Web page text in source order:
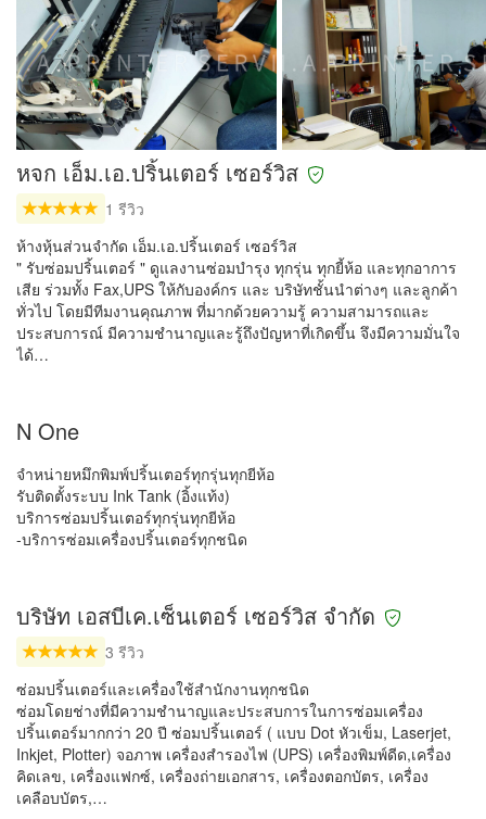
หจก เอ็ม.เอ.ปริ้นเตอร์ เซอร์วิส
1 รีวิว
ห้างหุ้นส่วนจำกัด เอ็ม.เอ.ปริ้นเตอร์ เซอร์วิส
" รับซ่อมปริ้นเตอร์ " ดูแลงานซ่อมบำรุง ทุกรุ่น ทุกยี้ห้อ และทุกอาการ
เสีย ร่วมทั้ง Fax,UPS ให้กับองค์กร และ บริษัทชั้นนำต่างๆ และลูกค้า
ทั่วไป โดยมีทีมงานคุณภาพ ที่มากด้วยความรู้ ความสามารถและ
ประสบการณ์ มีความชำนาญและรู้ถึงปัญหาที่เกิดขึ้น จึงมีความมั่นใจ
ได้…
N One
จำหน่ายหมึกพิมพ์ปริ้นเตอร์ทุกรุ่นทุกยีห้อ
รับติดตั้งระบบ Ink Tank (อิ้งแท้ง)
บริการซ่อมปริ้นเตอร์ทุกรุ่นทุกยีห้อ
-บริการซ่อมเครื่องปริ้นเตอร์ทุกชนิด
บริษัท เอสบีเค.เซ็นเตอร์ เซอร์วิส จำกัด
3 รีวิว
ซ่อมปริ้นเตอร์และเครื่องใช้สำนักงานทุกชนิด
ซ่อมโดยช่างที่มีความชำนาญและประสบการในการซ่อมเครื่อง
ปริ้นเตอร์มากกว่า 20 ปี ซ่อมปริ้นเตอร์ ( แบบ Dot หัวเข็ม, Laserjet,
Inkjet, Plotter) จอภาพ เครื่องสำรองไฟ (UPS) เครื่องพิมพ์ดีด,เครื่อง
คิดเลข, เครื่องแฟกซ์, เครื่องถ่ายเอกสาร, เครื่องตอกบัตร, เครื่อง
เคลือบบัตร,…